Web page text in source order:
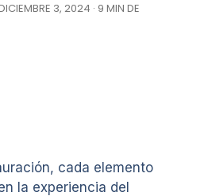
3, 2024 · 9 MIN DE
cada elemento
la experiencia del